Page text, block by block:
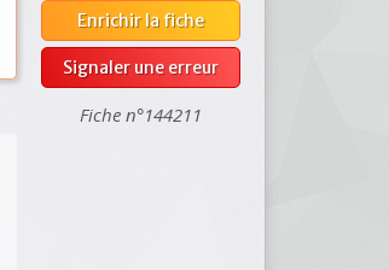
Enrichir la fiche
Signaler une erreur
Fiche n°144211